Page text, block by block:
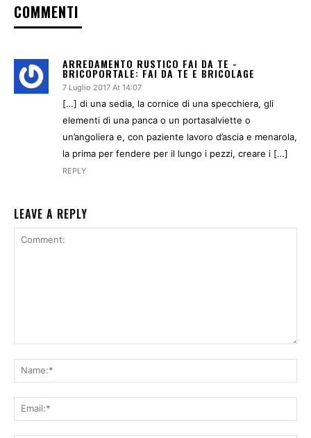
COMMENTI
ARREDAMENTO RUSTICO FAI DA TE -
BRICOPORTALE: FAI DA TE E BRICOLAGE
7 Luglio 2017 At 14:07
[…] di una sedia, la cornice di una specchiera, gli
elementi di una panca o un portasalviette o
un’angoliera e, con paziente lavoro d’ascia e menarola,
la prima per fendere per il lungo i pezzi, creare i […]
REPLY
LEAVE A REPLY